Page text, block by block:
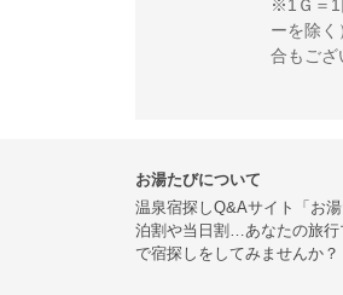
※1Ｇ＝1
ーを除
合もござ
お湯たびについて
温泉宿探しQ&Aサイト「お
泊割や当日割…あなたの旅行
で宿探しをしてみませんか？